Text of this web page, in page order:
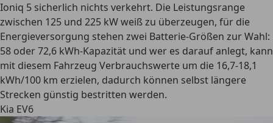
Ioniq 5 sicherlich nichts verkehrt. Die Leistungsrange
zwischen 125 und 225 kW weiß zu überzeugen, für die
Energieversorgung stehen zwei Batterie-Größen zur Wahl:
58 oder 72,6 kWh-Kapazität und wer es darauf anlegt, kann
mit diesem Fahrzeug Verbrauchswerte um die 16,7-18,1
kWh/100 km erzielen, dadurch können selbst längere
Strecken günstig bestritten werden.
Kia EV6